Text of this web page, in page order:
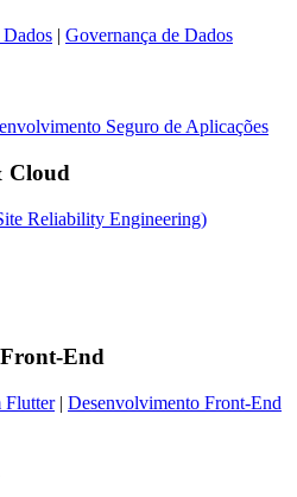
| Governança de Dados
Seguro de Aplicações
Cloud
Reliability Engineering)
End
Flutter| Desenvolvimento Front-End